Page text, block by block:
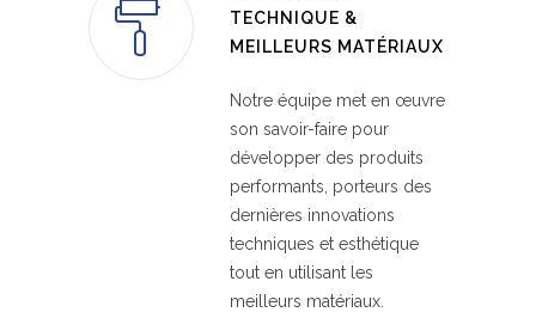
TECHNIQUE &
MEILLEURS MATÉRIAUX
Notre équipe met en œuvre
son savoir-faire pour
développer des produits
performants, porteurs des
dernières innovations
techniques et esthétique
tout en utilisant les
meilleurs matériaux.